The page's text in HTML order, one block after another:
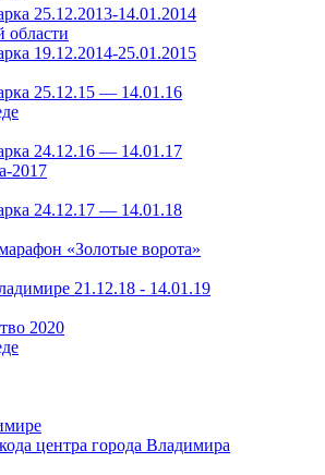
25.12.2013-14.01.2014
области
19.12.2014-25.01.2015
25.12.15 — 14.01.16
24.12.16 — 14.01.17
2017
24.12.17 — 14.01.18
«Золотые ворота»
21.12.18 - 14.01.19
2020
центра города Владимира